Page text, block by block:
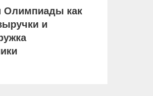
Олимпиады как
и